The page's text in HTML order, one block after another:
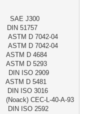
SAE J300
DIN 51757
ASTM D 7042-04
ASTM D 7042-04
ASTM D 4684
ASTM D 5293
DIN ISO 2909
ASTM D 5481
DIN ISO 3016
(Noack) CEC-L-40-A-93
DIN ISO 2592